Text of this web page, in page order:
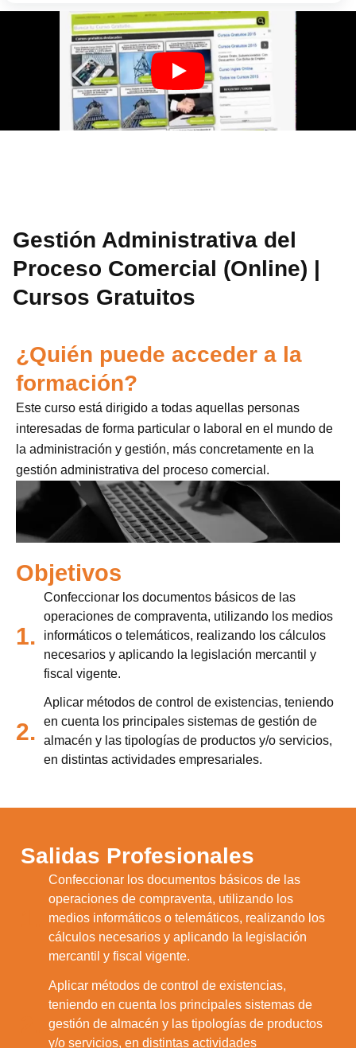
Gestión Administrativa del
Proceso Comercial (Online) |
Cursos Gratuitos
¿Quién puede acceder a la
formación?
Este curso está dirigido a todas aquellas personas
interesadas de forma particular o laboral en el mundo de
la administración y gestión, más concretamente en la
gestión administrativa del proceso comercial.
Objetivos
1.
Confeccionar los documentos básicos de las
operaciones de compraventa, utilizando los medios
informáticos o telemáticos, realizando los cálculos
necesarios y aplicando la legislación mercantil y
fiscal vigente.
2.
Aplicar métodos de control de existencias, teniendo
en cuenta los principales sistemas de gestión de
almacén y las tipologías de productos y/o servicios,
en distintas actividades empresariales.
Salidas Profesionales
Confeccionar los documentos básicos de las
operaciones de compraventa, utilizando los
medios informáticos o telemáticos, realizando los
cálculos necesarios y aplicando la legislación
mercantil y fiscal vigente.
Aplicar métodos de control de existencias,
teniendo en cuenta los principales sistemas de
gestión de almacén y las tipologías de productos
y/o servicios, en distintas actividades